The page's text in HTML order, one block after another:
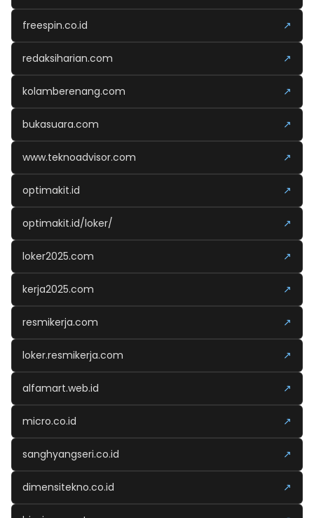
freespin.co.id ↗
redaksiharian.com ↗
kolamberenang.com ↗
bukasuara.com ↗
www.teknoadvisor.com ↗
optimakit.id ↗
optimakit.id/loker/ ↗
loker2025.com ↗
kerja2025.com ↗
resmikerja.com ↗
loker.resmikerja.com ↗
alfamart.web.id ↗
micro.co.id ↗
sanghyangseri.co.id ↗
dimensitekno.co.id ↗